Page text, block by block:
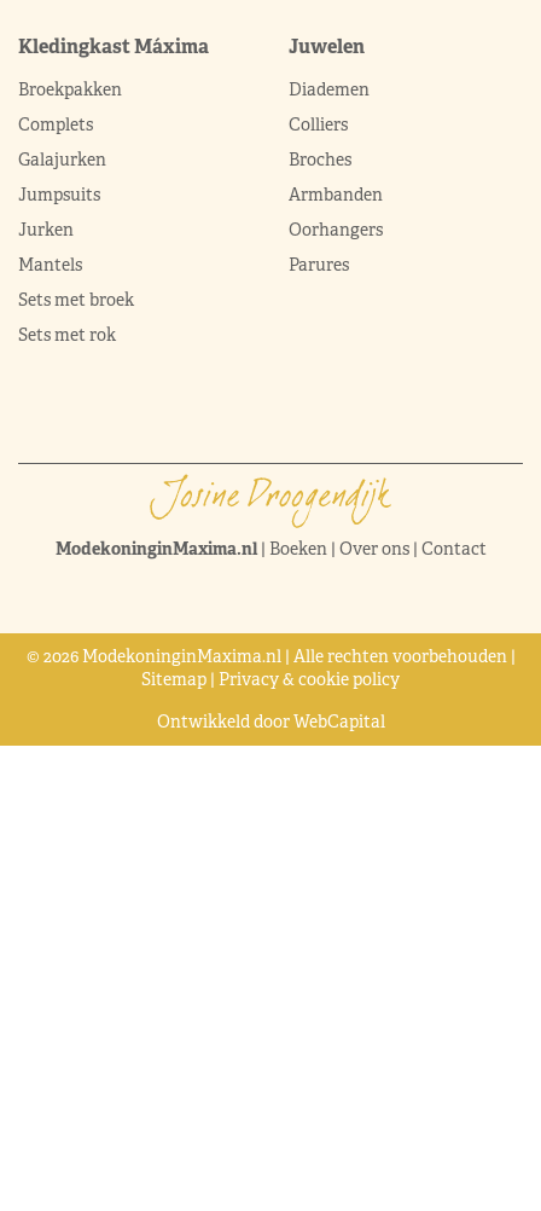
Kledingkast Máxima
Broekpakken
Complets
Galajurken
Jumpsuits
Jurken
Mantels
Sets met broek
Sets met rok
Juwelen
Diademen
Colliers
Broches
Armbanden
Oorhangers
Parures
ModekoninginMaxima.nl| Boeken | Over ons| Contact
© 2026 ModekoninginMaxima.nl | Alle rechten voorbehouden |
Sitemap | Privacy & cookie policy
Ontwikkeld doorWebCapital